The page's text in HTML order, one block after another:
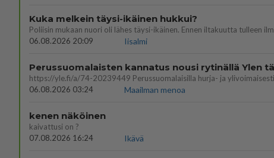
Kuka melkein täysi-ikäinen hukkui?
06.08.2026 20:09
Iisalmi
06.08.2026 03:24
Maailman menoa
kenen näköinen
kaivattusi on ?
07.08.2026 16:24
Ikävä